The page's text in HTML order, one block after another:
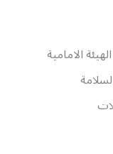
الامامية